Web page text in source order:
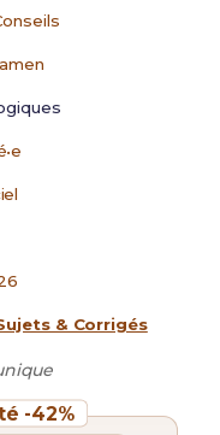
& Corrigés
-42%